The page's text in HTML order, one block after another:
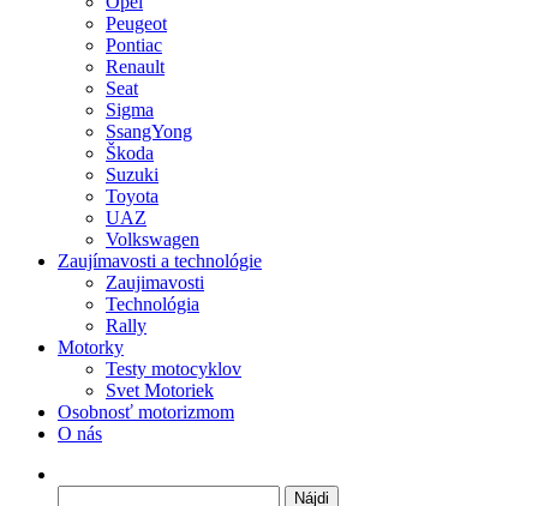
Peugeot
Pontiac
Renault
Seat
Sigma
SsangYong
Škoda
Suzuki
Toyota
UAZ
Volkswagen
Zaujímavosti a technológie
Zaujimavosti
Technológia
Rally
Motorky
Testy motocyklov
Svet Motoriek
Osobnosť motorizmom
O nás